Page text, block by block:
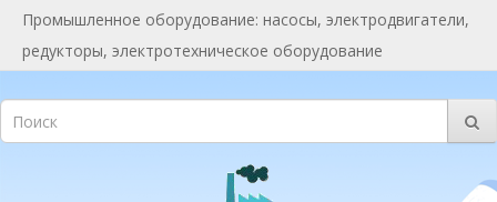
Промышленное оборудование: насосы, электродвигатели,
редукторы, электротехническое оборудование